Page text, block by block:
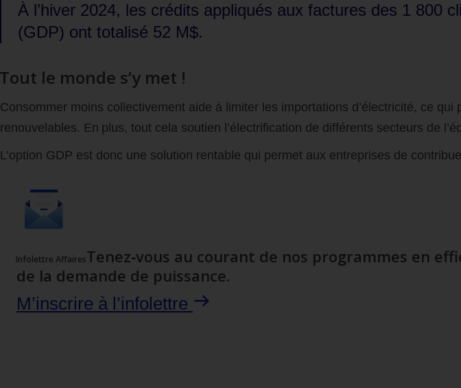
À l’hiver 2024, les crédits appliqués aux factures des 1 800
(GDP) ont totalisé 52 M$.
Tout le monde s’y met !
Consommer moins collectivement aide à limiter les importations d’électricité, ce
renouvelables. En plus, tout cela soutien l’électrification de différents secteurs de
L’option GDP est donc une solution rentable qui permet aux entreprises de
Infolettre AffairesTenez‑vous au courant de nos programmes en
de la demande de puissance.
M’inscrire à l’infolettre